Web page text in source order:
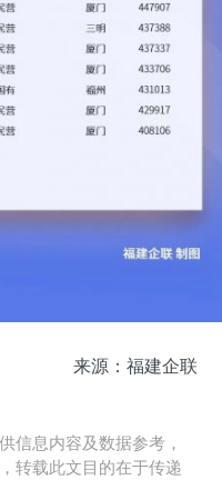
来源：福建企联
信息内容及数据参考，
转载此文目的在于传递